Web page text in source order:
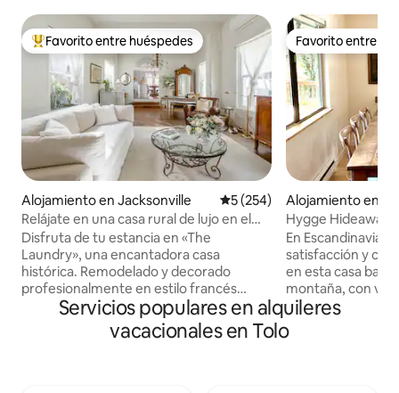
Favorito entre huéspedes preferido
Favorito entre huéspedes
Alojamiento en Jacksonville Calificación promedio: 5 de
5 (254)
Relájate en una casa rural de lujo en el
centro histórico de Jacksonville
Disfruta de tu estancia en «The
Laundry», una encantadora casa
histórica. Remodelado y decorado
profesionalmente en estilo francés
rústico chic con sábanas de lujo Frette
italianas, toallas turcas, albornoces,
zapatillas, paisajismo encantador con
Favorito entre
Favorito entre
Alojamiento en
Hygge Hideaway.
descanso y la
En Escandinavia,
satisfacción y
en esta casa
montaña, con
madroños y al
disfrutar de baños
Servicios populares en alquileres
vacacionales en Tolo